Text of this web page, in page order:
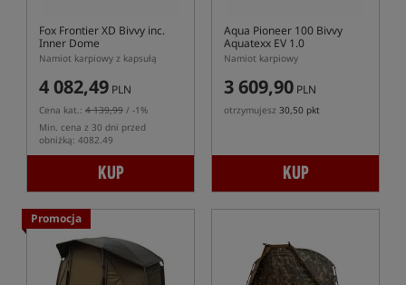
Fox Frontier XD Bivvy inc.
Inner Dome
Namiot karpiowy z kapsułą
4 082,49 PLN
Cena kat.: 4 139,99 / -1%
Min. cena z 30 dni przed
obniżką: 4082.49
KUP
Aqua Pioneer 100 Bivvy
Aquatexx EV 1.0
Namiot karpiowy
3 609,90 PLN
otrzymujesz 30,50 pkt
KUP
Promocja